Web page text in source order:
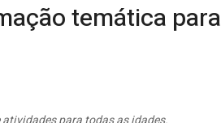
temática para